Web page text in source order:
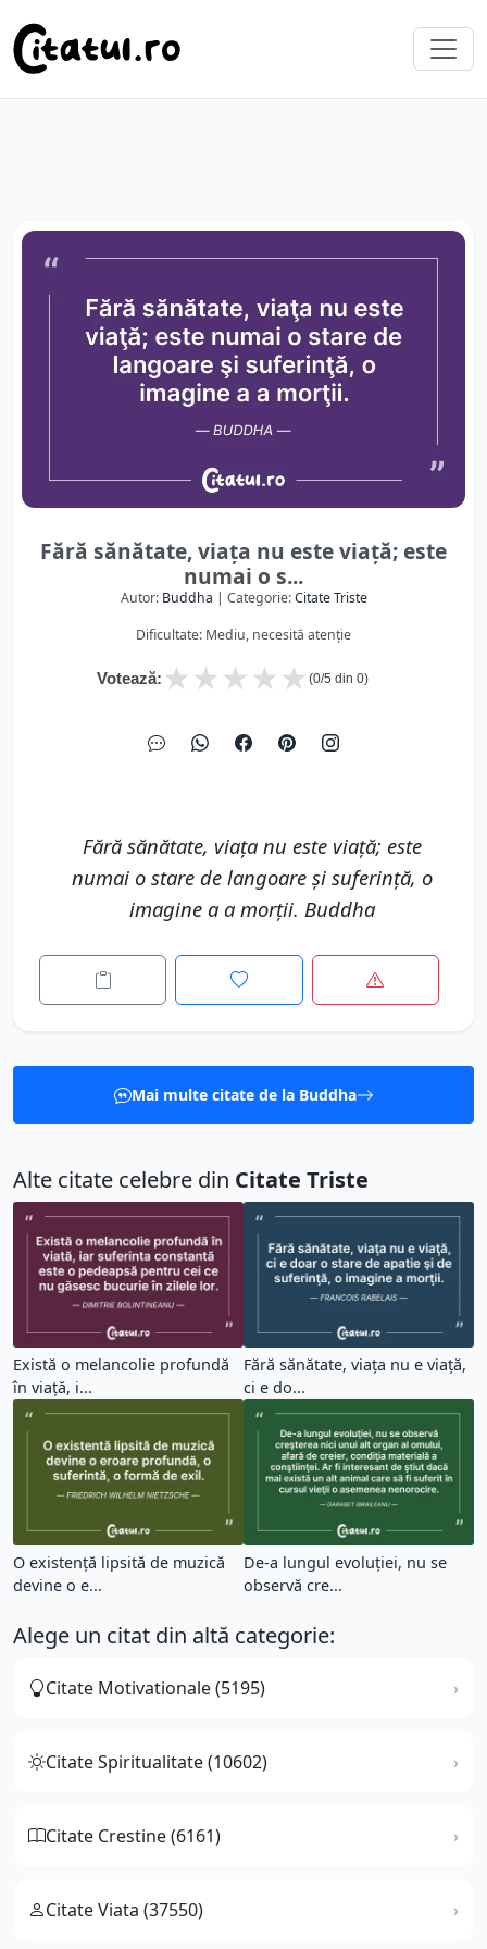
Fără sănătate, viaţa nu este viaţă; este
numai o s...
Autor: Buddha | Categorie:Citate Triste
Dificultate: Mediu, necesită atenție
Votează: ★
★
★
★
★ (0/5 din 0)
Fără sănătate, viaţa nu este viaţă; este
numai o stare de langoare şi suferinţă, o
imagine a a morţii. Buddha
Mai multe citate de la Buddha
Alte citate celebre din Citate Triste
Există o melancolie profundă
în viață, i...
Fără sănătate, viaţa nu e viaţă,
ci e do...
O existență lipsită de muzică
devine o e...
De-a lungul evoluţiei, nu se
observă cre...
Alege un citat din altă categorie:
Citate Motivationale (5195)
Citate Spiritualitate (10602)
Citate Crestine (6161)
Citate Viata (37550)